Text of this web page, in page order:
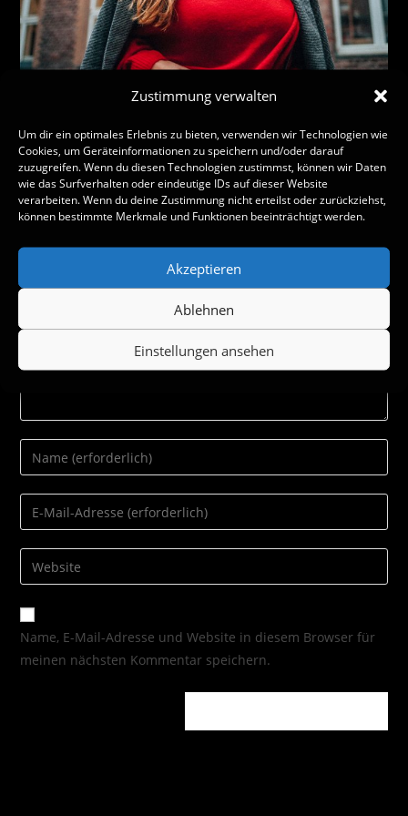
Zustimmung verwalten
Um dir ein optimales Erlebnis zu bieten, verwenden wir Technologien wie
Cookies, um Geräteinformationen zu speichern und/oder darauf
zuzugreifen. Wenn du diesen Technologien zustimmst, können wir Daten
wie das Surfverhalten oder eindeutige IDs auf dieser Website
verarbeiten. Wenn du deine Zustimmung nicht erteilst oder zurückziehst,
können bestimmte Merkmale und Funktionen beeinträchtigt werden.
Akzeptieren
Ablehnen
Einstellungen ansehen
Schreibe einen Kommentar
Name, E-Mail-Adresse und Website in diesem Browser für
meinen nächsten Kommentar speichern.